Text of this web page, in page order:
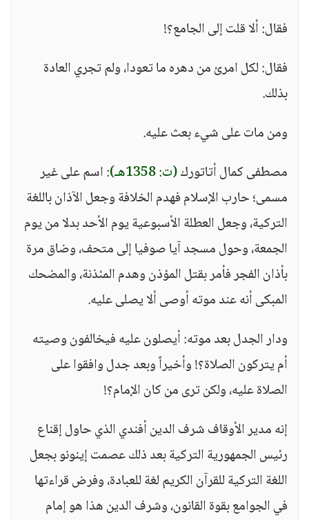
فقال: ألا قلت إلى الجامع؟!
فقال: لكل امرئ من دهره ما تعودا، ولم تجري العادة
بذلك.
ومن مات على شيء بعث عليه.
مصطفى كمال أتاتورك(ت: 1358هـ)
: اسم على غير
مسمى؛ حارب الإسلام فهدم الخلافة وجعل الآذان باللغة
التركية، وجعل العطلة الأسبوعية يوم الأحد بدلا من يوم
الجمعة، وحول مسجد آيا صوفيا إلى متحف، وضاق مرة
بأذان الفجر فأمر بقتل المؤذن وهدم المئذنة، والمضحك
المبكى أنه عند موته أوصى ألا يصلى عليه.
ودار الجدل بعد موته: أيصلون عليه فيخالفون وصيته
أم يتركون الصلاة؟! وأخيراً وبعد جدل وافقوا على
الصلاة عليه، ولكن ترى من كان الإمام؟!
إنه مدير الأوقاف شرف الدين أفندي الذي حاول إقناع
رئيس الجمهورية التركية بعد ذلك عصمت إينونو بجعل
اللغة التركية للقرآن الكريم لغة للعبادة، وفرض قراءتها
في الجوامع بقوة القانون، وشرف الدين هذا هو إمام